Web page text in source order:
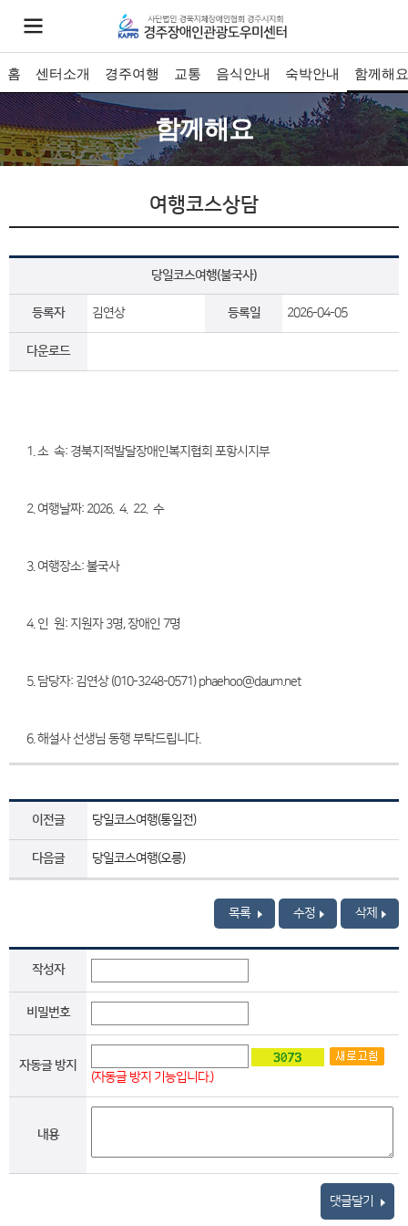
홈 센터소개 경주여행 교통 음식안내 숙박안내 함께해요
함께해요
여행코스상담
당일코스여행(불국사)
등록자 김연상 등록일 2026-04-05
다운로드
1. 소 속: 경북지적발달장애인복지협회 포항시지부
2. 여행날짜: 2026. 4. 22. 수
3. 여행장소: 불국사
4. 인 원: 지원자 3명, 장애인 7명
5. 담당자: 김연상 (010-3248-0571) phaehoo@daum.net
6. 해설사 선생님 동행 부탁드립니다.
이전글 당일코스여행(통일전)
다음글 당일코스여행(오릉)
목록 수정 삭제
작성자
비밀번호
자동글 방지
(자동글 방지 기능입니다.)
내용
댓글달기